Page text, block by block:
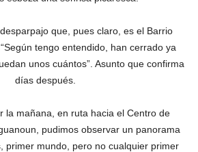
que, pues claro, es el Barrio
tengo entendido, han cerrado ya
unos cuántos”. Asunto que confirma
días después.
la mañana, en ruta hacia el Centro de
pudimos observar un panorama
primer mundo, pero no cualquier primer